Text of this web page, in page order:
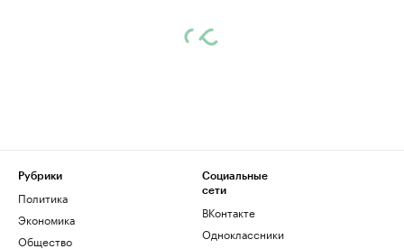
Рубрики
Политика
Экономика
Общество
Социальные
сети
ВКонтакте
Одноклассники